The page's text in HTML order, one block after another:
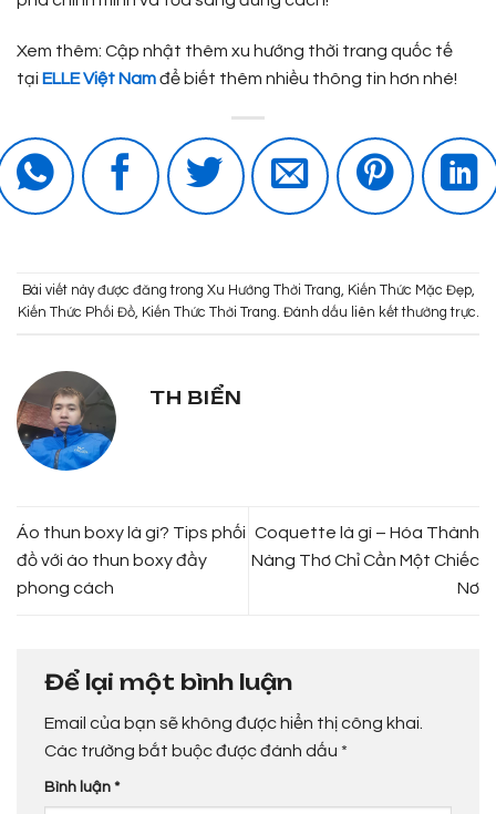
Xem thêm: Cập nhật thêm xu hướng thời trang quốc tế
tại ELLE Việt Namđể biết thêm nhiều thông tin hơn nhé!
Bài viết này được đăng trong Xu Hướng Thời Trang, Kiến Thức Mặc Đẹp,
Kiến Thức Phối Đồ, Kiến Thức Thời Trang. Đánh dấu liên kết thường trực.
TH BIỂN
Áo thun boxy là gì? Tips phối
đồ với áo thun boxy đầy
phong cách
Coquette là gì – Hóa Thành
Nàng Thơ Chỉ Cần Một Chiếc
Nơ
Để lại một bình luận
Email của bạn sẽ không được hiển thị công khai.
Các trường bắt buộc được đánh dấu *
Bình luận *